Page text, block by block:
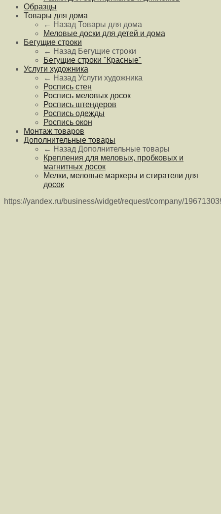
Образцы
Товары для дома
← Назад Товары для дома
Меловые доски для детей и дома
Бегущие строки
← Назад Бегущие строки
Бегущие строки "Красные"
Услуги художника
← Назад Услуги художника
Роспись стен
Роспись меловых досок
Роспись штендеров
Роспись одежды
Роспись окон
Монтаж товаров
Дополнительные товары
← Назад Дополнительные товары
Крепления для меловых, пробковых и
магнитных досок
Мелки, меловые маркеры и стиратели для
досок
https://yandex.ru/business/widget/request/company/